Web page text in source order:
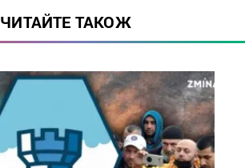
ЧИТАЙТЕ ТАКОЖ